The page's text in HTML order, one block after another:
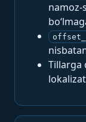
namoz-
Tillarga